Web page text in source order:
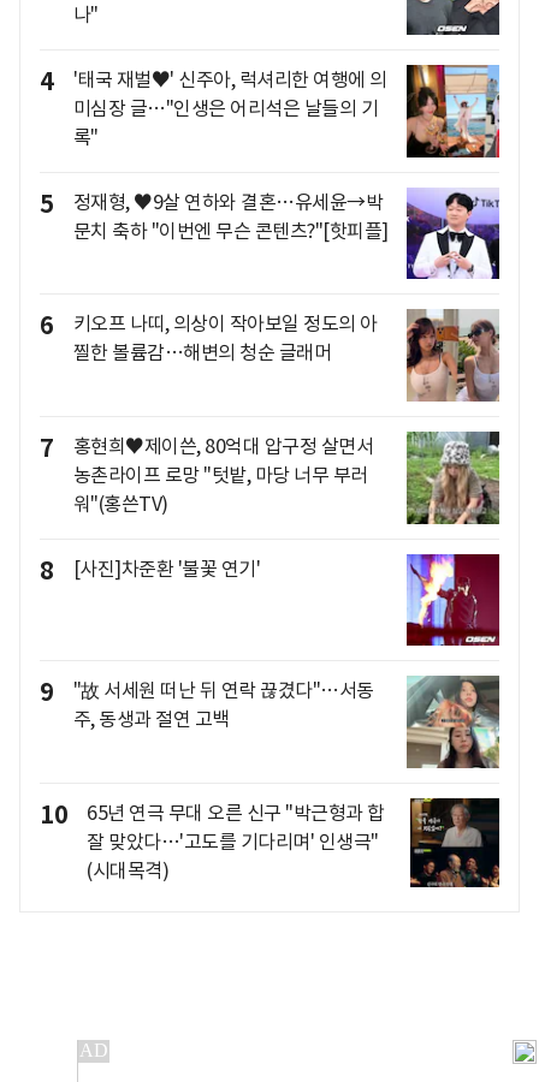
나"
4
'태국 재벌♥' 신주아, 럭셔리한 여행에 의
미심장 글…"인생은 어리석은 날들의 기
록"
5
정재형, ♥9살 연하와 결혼…유세윤→박
문치 축하 "이번엔 무슨 콘텐츠?"[핫피플]
6
키오프 나띠, 의상이 작아보일 정도의 아
찔한 볼륨감…해변의 청순 글래머
7
홍현희♥제이쓴, 80억대 압구정 살면서
농촌라이프 로망 "텃밭, 마당 너무 부러
워"(홍쓴TV)
8 [사진]차준환 '불꽃 연기'
9
"故 서세원 떠난 뒤 연락 끊겼다"…서동
주, 동생과 절연 고백
10
65년 연극 무대 오른 신구 "박근형과 합
잘 맞았다…'고도를 기다리며' 인생극"
(시대목격)